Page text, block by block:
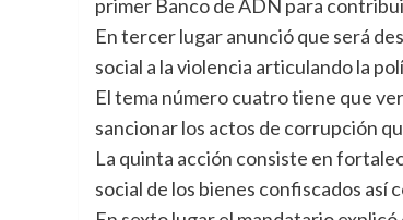
primer Banco de ADN para
En tercer lugar anunció que será
social a la violencia articulando la
El tema número cuatro tiene que
sancionar los actos de corrupción
La quinta acción consiste en
social de los bienes confiscados así